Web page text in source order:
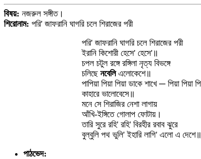
বিষয়: নজরুল সঙ্গীত।
শিরোনাম: পরি' জাফরানি ঘাগরি চলে শিরাজের পরী
পরি' জাফরানি ঘাগরি চলে শিরাজের পরী
ইরানি কিশোরী হেসে' হেসে'॥
চপল চটুল রঙ্গে রঙ্গিলা নৃত্য বিভঙ্গে
চলিছে নবেলিএলোকেশে॥
পাপিয়া পিয়া পিয়া ডাকে শাখে ─ পিয়া পিয়া
কাহারে ভালোবেসে॥
মনে সে শিরাজির নেশা লাগায়
আঁখি-ইঙ্গিতে গোলাপ ফোটায়।
তারি সুরে রহি' রহি' বিরহীর রবাব ঝুরে
বুল্‌বুলি পথ ভুলি' ইহারি লাগি' এলো এ দেশে॥
পাঠভেদ: